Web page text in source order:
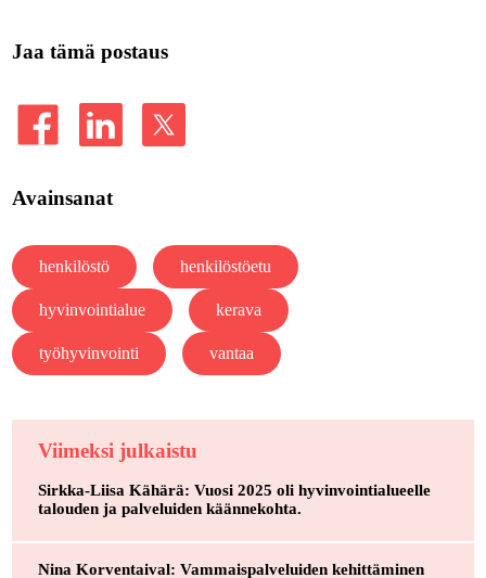
Jaa tämä postaus
Avainsanat
henkilöstö henkilöstöetu
hyvinvointialue kerava
työhyvinvointi vantaa
Viimeksi julkaistu
Sirkka-Liisa Kähärä: Vuosi 2025 oli hyvinvointialueelle
talouden ja palveluiden käännekohta.
Nina Korventaival: Vammaispalveluiden kehittäminen